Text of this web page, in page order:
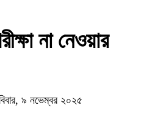
না নেওয়ার
৯ নভেম্বর ২০২৫